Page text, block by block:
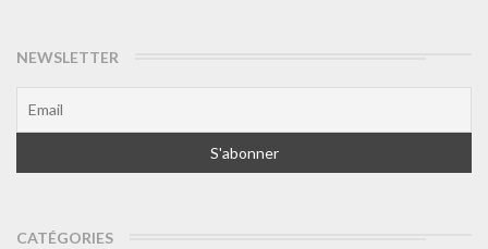
NEWSLETTER
CATÉGORIES